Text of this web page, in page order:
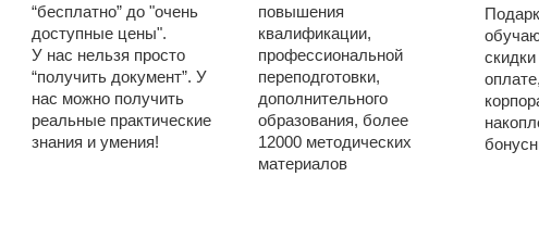
“бесплатно” до "очень
доступные цены".
У нас нельзя просто
“получить документ”. У
нас можно получить
реальные практические
знания и умения!
повышения
квалификации,
профессиональной
переподготовки,
дополнительного
образования, более
12000 методических
материалов
оплате,